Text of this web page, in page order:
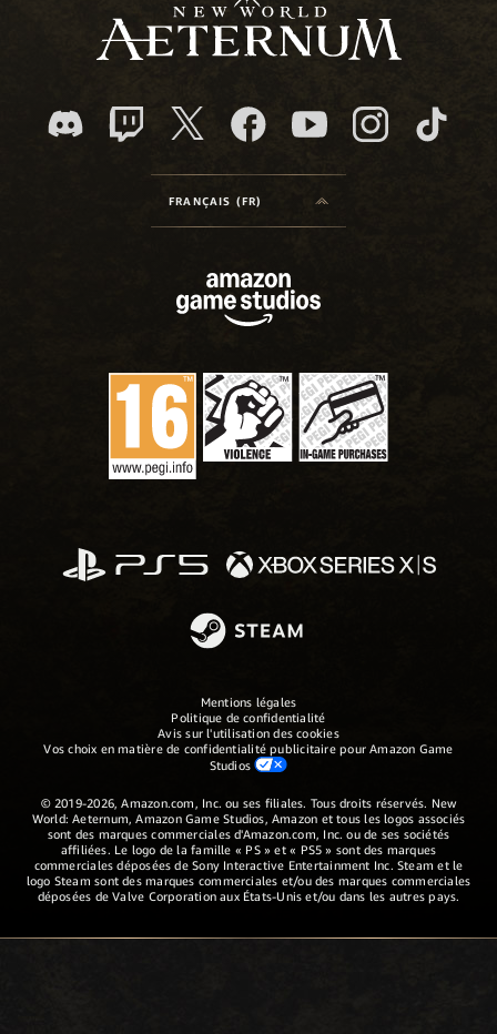
FRANÇAIS (FR)
Mentions légales
Politique de confidentialité
Avis sur l'utilisation des cookies
Vos choix en matière de confidentialité publicitaire pour Amazon Game
Studios
© 2019-2026, Amazon.com, Inc. ou ses filiales. Tous droits réservés. New
World: Aeternum, Amazon Game Studios, Amazon et tous les logos associés
sont des marques commerciales d'Amazon.com, Inc. ou de ses sociétés
affiliées. Le logo de la famille « PS » et « PS5 » sont des marques
commerciales déposées de Sony Interactive Entertainment Inc. Steam et le
logo Steam sont des marques commerciales et/ou des marques commerciales
déposées de Valve Corporation aux États-Unis et/ou dans les autres pays.